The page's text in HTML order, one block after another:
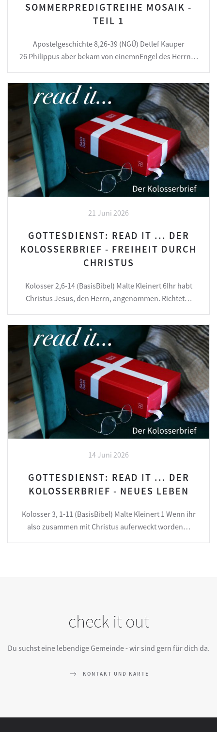
SOMMERPREDIGTREIHE MOSAIK -
TEIL 1
Apostelgeschichte 8,26-39 (NGÜ) Detlef Kauper
26 Philippus aber bekam von einemnEngel des Herrn…
21 Juni 2026
GOTTESDIENST: READ IT ... DER
KOLOSSERBRIEF - FREIHEIT DURCH
CHRISTUS
Kolosser 2,6-14 (BasisBibel) Malte Kleinert 6Ihr habt
Christus Jesus, den Herrn, angenommen. Richtet…
14 Juni 2026
GOTTESDIENST: READ IT ... DER
KOLOSSERBRIEF - NEUES LEBEN
Kolosser 3, 1-11 (BasisBibel) Malte Kleinert 1 Wenn ihr
also zusammen mit Christus auferweckt worden…
check it out
Du suchst eine lebendige Gemeinde - wir sind gern für dich da.
KONTAKT UND KARTE